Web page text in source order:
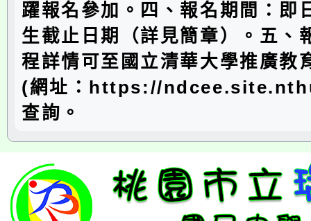
躍報名參加。四、報名期間：即
生截止日期（詳見簡章）。五、
程詳情可至國立清華大學推廣教
(網址：https://
查詢。